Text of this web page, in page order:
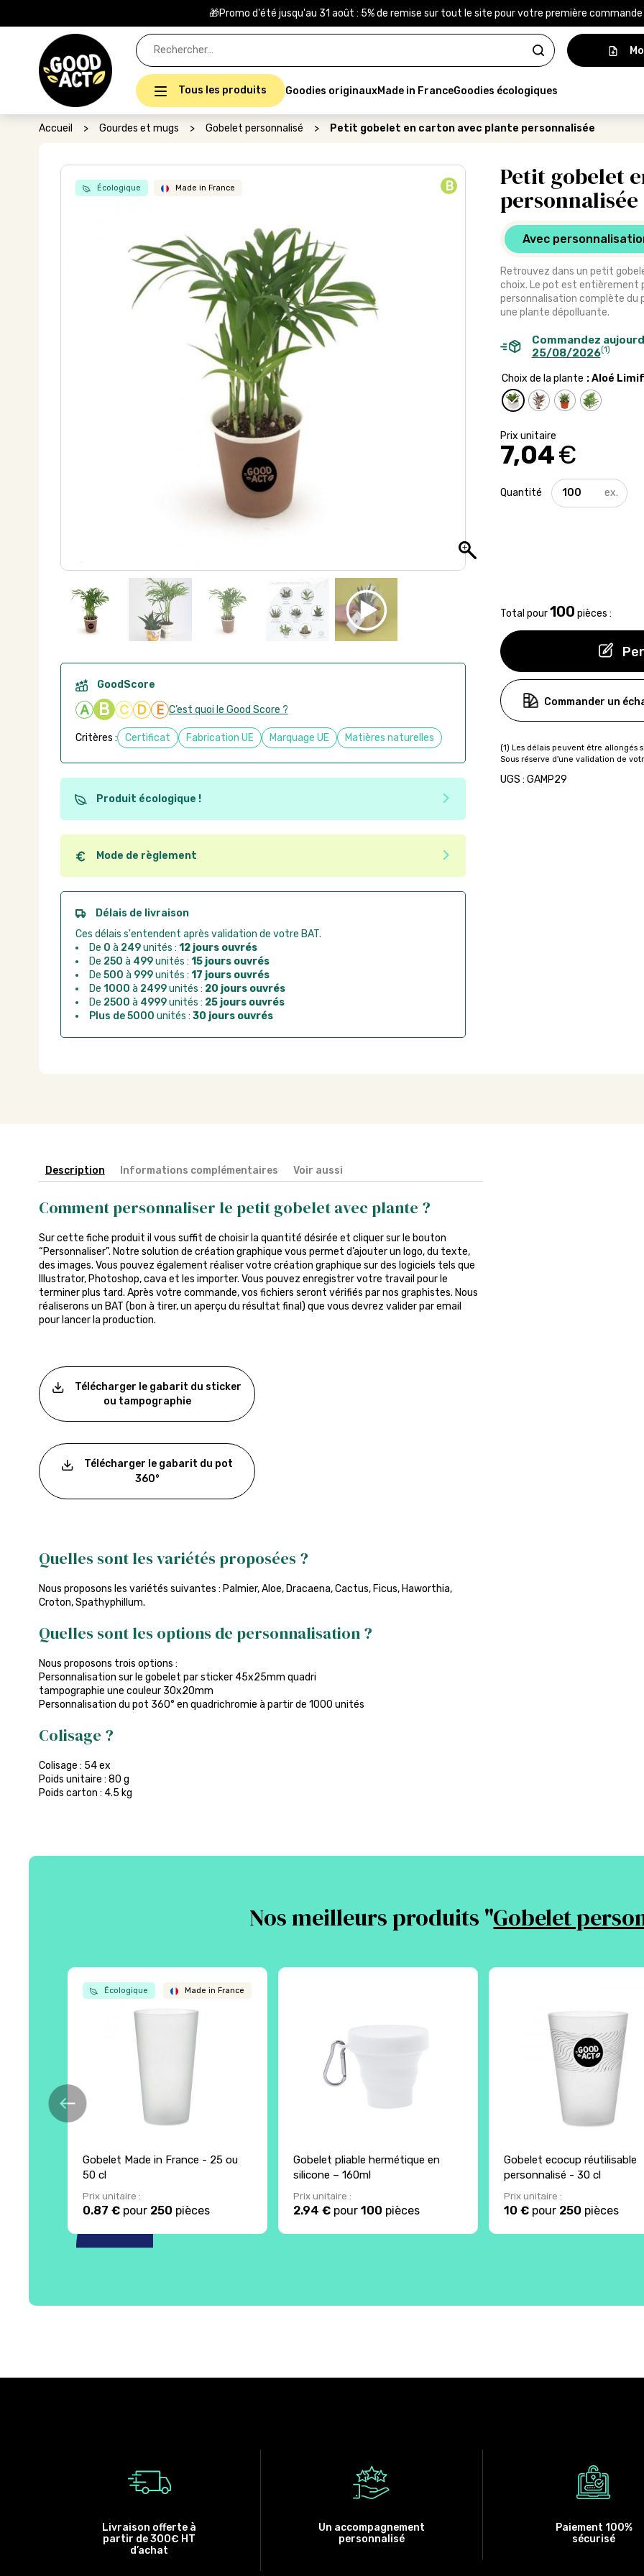
🎁Promo d'été jusqu'au 31 août : 5% de remise sur tout le site pour votre première commande
Rechercher :
Tous les produits Goodies originauxMade in FranceGoodies écologiques
Accueil > Gourdes et mugs > Gobelet personnalisé > Petit gobelet en carton avec plante personnalisée
Écologique Made in France B
Petit gobelet
personnalisée
Avec
Retrouvez dans un petit
choix. Le pot est entièrement
personnalisation complète du
une plante dépolluante.
Commandez
25/08/2026(1)
Choix de la plante : Aloé
7,04€
quantité
de
Total pour100 pièces :
Commander un
UGS : GAMP29
GoodScore
A B C D E C’est quoi le Good Score ?
Critères : Certificat Fabrication UE Marquage UE Matières naturelles
Produit écologique !
Ce produit est éco-conçu, il a été fabriqué à partir de matériaux recyclés ou
recyclables. Ces produits peuvent plus facilement obtenir une seconde vie après
utilisation. L'origine de fabrication du produit n'entre pas dans les critères d'éco-
conception.
Mode de règlement
Quel que soit le mode de règlement, vous pouvez passer commande en ligne sur
Good Act.
Paiement CB :paiement sécurisé par carte bancaire
Virement bancaire :
règlement sur facture après la commande
Chorus Pro :règlement par mandat administratif après la commande
Délais de livraison
Ces délais s'entendent après validation de votre BAT.
De 0 à 249unités : 12 jours ouvrés
De 250 à 499unités : 15 jours ouvrés
De 500 à 999unités : 17 jours ouvrés
De 1000 à 2499unités : 20 jours ouvrés
De 2500 à 4999unités : 25 jours ouvrés
Plus de 5000 unités : 30 jours ouvrés
Description Informations complémentaires Voir aussi
Comment personnaliser le petit gobelet avec plante ?
Sur cette fiche produit il vous suffit de choisir la quantité désirée et cliquer sur le bouton
“Personnaliser”. Notre solution de création graphique vous permet d’ajouter un logo, du texte,
des images. Vous pouvez également réaliser votre création graphique sur des logiciels tels que
Illustrator, Photoshop, cava et les importer. Vous pouvez enregistrer votre travail pour le
terminer plus tard. Après votre commande, vos fichiers seront vérifiés par nos graphistes. Nous
réaliserons un BAT (bon à tirer, un aperçu du résultat final) que vous devrez valider par email
pour lancer la production.
Télécharger le gabarit du sticker
ou tampographie
Télécharger le gabarit du pot
360°
Quelles sont les variétés proposées ?
Nous proposons les variétés suivantes : Palmier, Aloe, Dracaena, Cactus, Ficus, Haworthia,
Croton, Spathyphillum.
Quelles sont les options de personnalisation ?
Nous proposons trois options :
Personnalisation sur le gobelet par sticker 45x25mm quadri
tampographie une couleur 30x20mm
Personnalisation du pot 360° en quadrichromie à partir de 1000 unités
Colisage ?
Colisage : 54 ex
Poids unitaire : 80 g
Poids carton : 4.5 kg
Nos meilleurs produits "Gobelet
Écologique Made in France
Gobelet Made in France - 25 ou
50 cl
Prix unitaire :
0.87 € pour 250 pièces
Gobelet pliable hermétique en
silicone – 160ml
Prix unitaire :
2.94 €pour 100 pièces
Gobelet ecocup réutilisable
personnalisé - 30 cl
Prix unitaire :
10 €pour 250 pièces
Livraison offerte à
partir de 300€ HT
d’achat
Un accompagnement
personnalisé
Paiement 100%
sécurisé